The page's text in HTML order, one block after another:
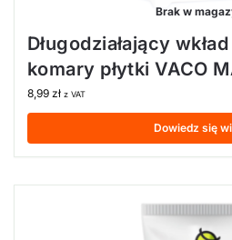
Brak w
Długodziałający
komary płytki VACO
8,99 zł z VAT
Dowiedz się